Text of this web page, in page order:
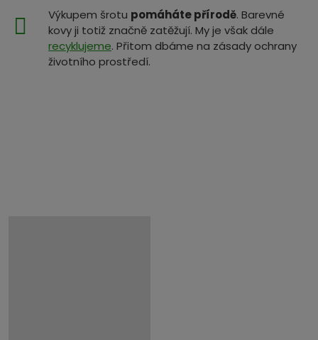
Výkupem šrotu pomáháte přírodě. Barevné
kovy ji totiž značně zatěžují. My je však dále
recyklujeme. Přitom dbáme na zásady ochrany
životního prostředí.